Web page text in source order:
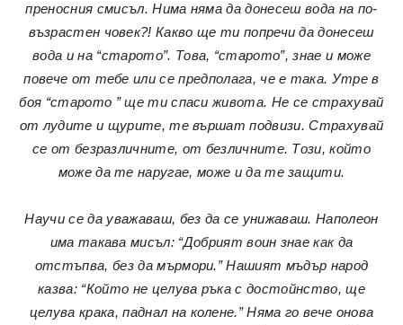
преносния смисъл. Нима няма да донесеш вода на по-
възрастен човек?! Какво ще ти попречи да донесеш
вода и на “старото”. Това, “старото”, знае и може
повече от тебе или се предполага, че е така. Утре в
боя “старото ” ще ти спаси живота. Не се страхувай
от лудите и щурите, те вършат подвизи. Страхувай
се от безразличните, от безличните. Този, който
може да те наругае, може и да те защити.
Научи се да уважаваш, без да се унижаваш. Наполеон
има такава мисъл: “Добрият воин знае как да
отстъпва, без да мърмори.” Нашият мъдър народ
казва: “Който не целува ръка с достойнство, ще
целува крака, паднал на колене.” Няма го вече онова